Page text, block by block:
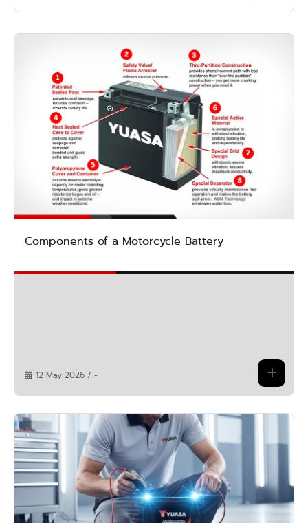
Components of a Motorcycle Battery
12 May 2026 / -